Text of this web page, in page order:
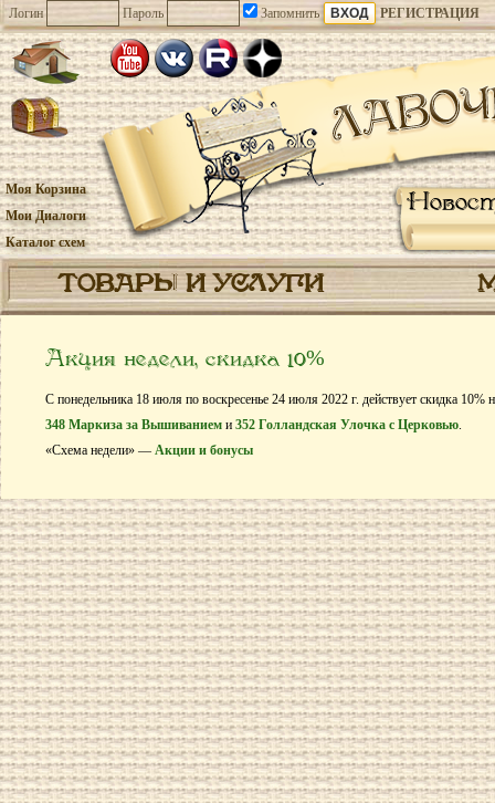
Логин Пароль Запомнить РЕГИСТРАЦИЯ
Моя Корзина
Мои Диалоги
Каталог схем
ТОВАРЫ И УСЛУГИ
Акция недели, скидка 10%
С понедельника 18 июля по воскресенье 24 июля 2022 г. действует скидка 10%
348 Маркиза за Вышиванием и 352 Голландская Улочка с Церковью.
«Схема недели» — Акции и бонусы